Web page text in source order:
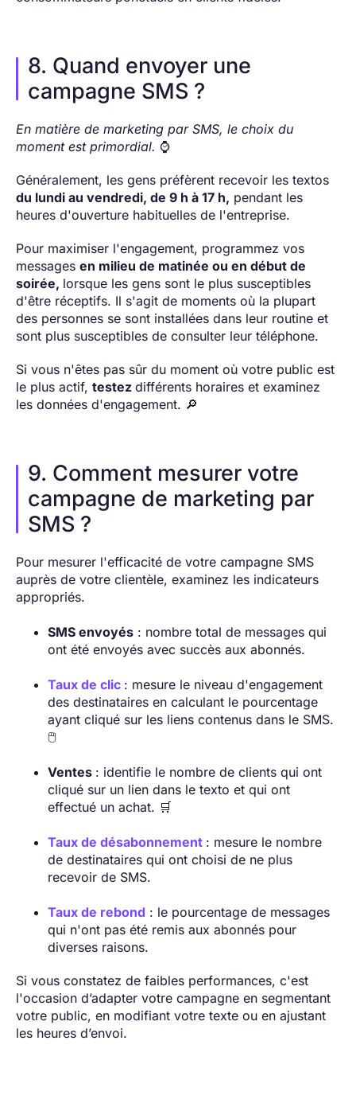
8. Quand envoyer une
campagne SMS ?
En matière de marketing par SMS, le choix du
moment est primordial. ⌚
Généralement, les gens préfèrent recevoir les textos
du lundi au vendredi, de 9 h à 17 h, pendant les
heures d'ouverture habituelles de l'entreprise.
Pour maximiser l'engagement, programmez vos
messages en milieu de matinée ou en début de
soirée, lorsque les gens sont le plus susceptibles
d'être réceptifs. Il s'agit de moments où la plupart
des personnes se sont installées dans leur routine et
sont plus susceptibles de consulter leur téléphone.
Si vous n'êtes pas sûr du moment où votre public est
le plus actif, testez différents horaires et examinez
les données d'engagement. 🔎
9. Comment mesurer votre
campagne de marketing par
SMS ?
Pour mesurer l'efficacité de votre campagne SMS
auprès de votre clientèle, examinez les indicateurs
appropriés.
SMS envoyés : nombre total de messages qui
ont été envoyés avec succès aux abonnés.
Taux de clic : mesure le niveau d'engagement
des destinataires en calculant le pourcentage
ayant cliqué sur les liens contenus dans le SMS.
🖱️
Ventes : identifie le nombre de clients qui ont
cliqué sur un lien dans le texto et qui ont
effectué un achat. 🛒
Taux de désabonnement : mesure le nombre
de destinataires qui ont choisi de ne plus
recevoir de SMS.
Taux de rebond : le pourcentage de messages
qui n'ont pas été remis aux abonnés pour
diverses raisons.
Si vous constatez de faibles performances, c'est
l'occasion d’adapter votre campagne en segmentant
votre public, en modifiant votre texte ou en ajustant
les heures d’envoi.